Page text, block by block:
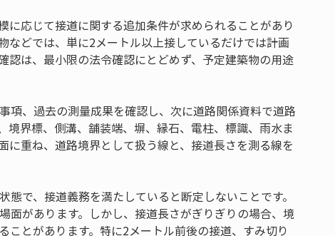
応じて接道に関する追加条件が求められることがあり
などでは、単に2メートル以上接しているだけでは計画
は、最小限の法令確認にとどめず、予定建築物の用途
項、過去の測量成果を確認し、次に道路関係資料で道路
界標、側溝、舗装端、塀、縁石、電柱、標識、雨水ま
重ね、道路境界として扱う線と、接道長さを測る線を
で、接道義務を満たしていると断定しないことです。
面があります。しかし、接道長さがぎりぎりの場合、境
とがあります。特に2メートル前後の接道、すみ切り